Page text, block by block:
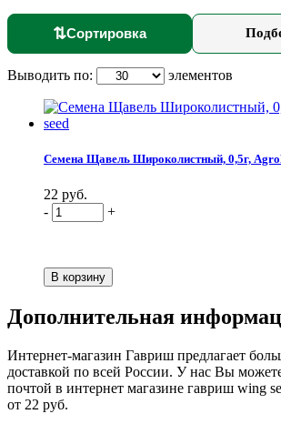
⇅Сортировка
Выводить по: элементов
Семена Щавель Широколистный, 0,5г,
22 руб.
-
+
Дополнительная
Интернет-магазин Гавриш предлагает
доставкой по всей России. У нас Вы
почтой в интернет магазине гавриш wing
от 22 руб.